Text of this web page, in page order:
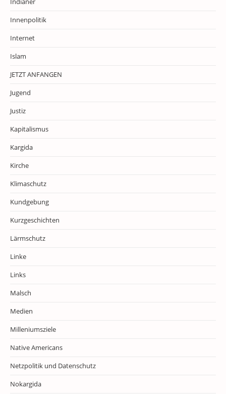
Innenpolitik
Internet
Islam
JETZT ANFANGEN
Jugend
Justiz
Kapitalismus
Kargida
Kirche
Klimaschutz
Kundgebung
Kurzgeschichten
Lärmschutz
Linke
Links
Malsch
Medien
Milleniumsziele
Native Americans
Netzpolitik und Datenschutz
Nokargida